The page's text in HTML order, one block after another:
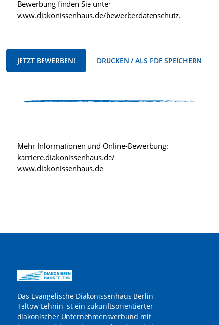
Bewerbung finden Sie unter
www.diakonissenhaus.de/bewerberdatenschutz.
JETZT BEWERBEN! DRUCKEN / ALS PDF SPEICHERN
Mehr Informationen und Online-Bewerbung:
karriere.diakonissenhaus.de/
www.diakonissenhaus.de
Das Evangelische Diakonissenhaus Berlin
Teltow Lehnin ist ein zukunftsorientierter
diakonischer Unternehmensverbund mit